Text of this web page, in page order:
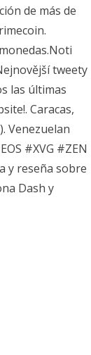
de más de
tweety
las últimas
Caracas,
Venezuelan
#XVG #ZEN
y reseña sobre
Dash y